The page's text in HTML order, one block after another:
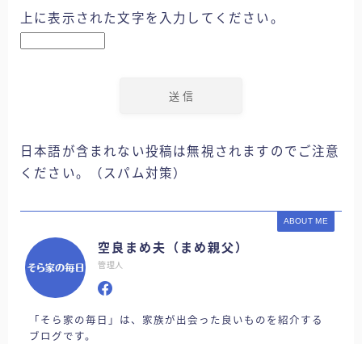
上に表示された文字を入力してください。
日本語が含まれない投稿は無視されますのでご注意
ください。（スパム対策）
ABOUT ME
空良まめ夫（まめ親父）
管理人
「そら家の毎日」は、家族が出会った良いものを紹介する
ブログです。